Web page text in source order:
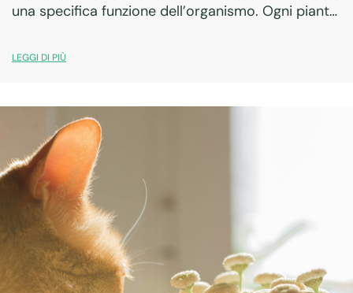
una specifica funzione dell’organismo. Ogni pianta
attivi e una tradizione d’uso ben definita.…
LEGGI DI PIÙ